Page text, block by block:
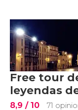
Free tour
leyendas
8,9 / 10 71